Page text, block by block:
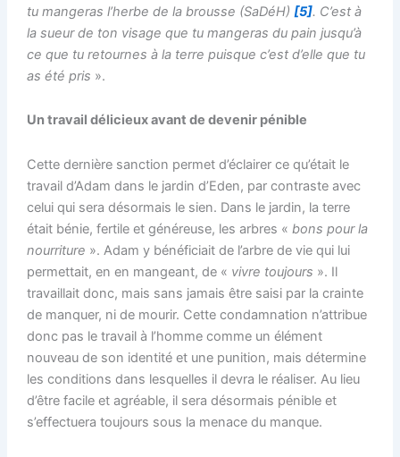
tu mangeras l’herbe de la brousse (SaDéH) [5]. C’est à
la sueur de ton visage que tu mangeras du pain jusqu’à
ce que tu retournes à la terre puisque c’est d’elle que tu
as été pris ».
Un travail délicieux avant de devenir pénible
Cette dernière sanction permet d’éclairer ce qu’était le
travail d’Adam dans le jardin d’Eden, par contraste avec
celui qui sera désormais le sien. Dans le jardin, la terre
était bénie, fertile et généreuse, les arbres « bons pour la
nourriture ». Adam y bénéficiait de l’arbre de vie qui lui
permettait, en en mangeant, de « vivre toujours ». Il
travaillait donc, mais sans jamais être saisi par la crainte
de manquer, ni de mourir. Cette condamnation n’attribue
donc pas le travail à l’homme comme un élément
nouveau de son identité et une punition, mais détermine
les conditions dans lesquelles il devra le réaliser. Au lieu
d’être facile et agréable, il sera désormais pénible et
s’effectuera toujours sous la menace du manque.